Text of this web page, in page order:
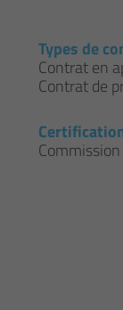
Types de
Contrat en
Contrat de